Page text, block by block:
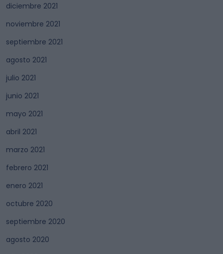
diciembre 2021
noviembre 2021
septiembre 2021
agosto 2021
julio 2021
junio 2021
mayo 2021
abril 2021
marzo 2021
febrero 2021
enero 2021
octubre 2020
septiembre 2020
agosto 2020